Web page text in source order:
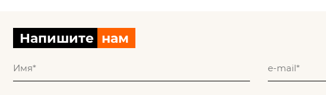
Напишите нам